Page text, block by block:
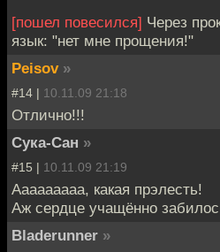
[пошел повесился] Через
язык: "нет мне прощения!"
Peisov »
#14 | 10.11.09 21:18
Отлично!!!
Сука-Сан »
#15 | 10.11.09 21:19
Ааааааааа, какая прэлесть!
Аж сердце учащённо
Bladerunner »